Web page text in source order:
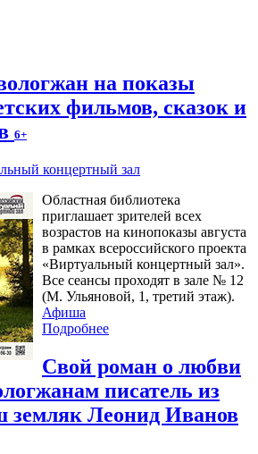
на показы
фильмов, сказок и
6+
концертный зал
Областная библиотека
приглашает зрителей всех
возрастов на кинопоказы августа
в рамках всероссийского проекта
«Виртуальный концертный зал».
Все сеансы проходят в зале № 12
(М. Ульяновой, 1, третий этаж).
Афиша
Подробнее
Свой роман о любви
писатель из
Леонид Иванов